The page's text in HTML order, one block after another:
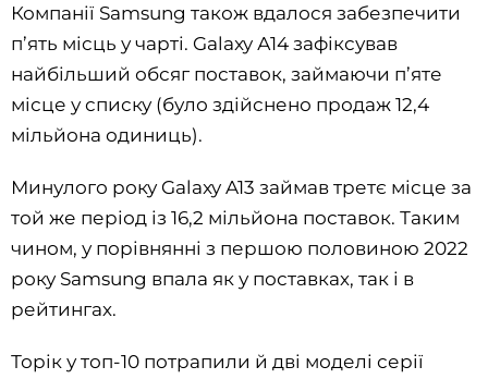
Компанії Samsung також вдалося забезпечити
п’ять місць у чарті. Galaxy А14 зафіксував
найбільший обсяг поставок, займаючи п’яте
місце у списку (було здійснено продаж 12,4
мільйона одиниць).
Минулого року Galaxy A13 займав третє місце за
той же період із 16,2 мільйона поставок. Таким
чином, у порівнянні з першою половиною 2022
року Samsung впала як у поставках, так і в
рейтингах.
Торік у топ-10 потрапили й дві моделі серії